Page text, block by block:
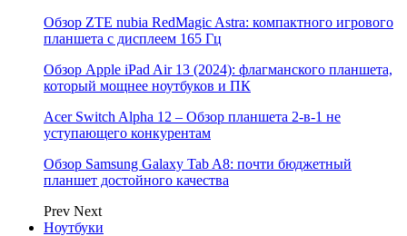
Обзор ZTE nubia RedMagic Astra: компактного игрового
планшета с дисплеем 165 Гц
Обзор Apple iPad Air 13 (2024): флагманского планшета,
который мощнее ноутбуков и ПК
Acer Switch Alpha 12 – Обзор планшета 2-в-1 не
уступающего конкурентам
Обзор Samsung Galaxy Tab A8: почти бюджетный
планшет достойного качества
Prev Next
Ноутбуки